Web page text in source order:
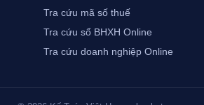
Tra cứu mã số thuế
Tra cứu sổ BHXH Online
Tra cứu doanh nghiệp Online